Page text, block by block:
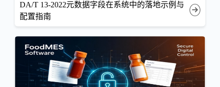
DA/T 13-2022元数据字段在系统中的落地示例与
配置指南